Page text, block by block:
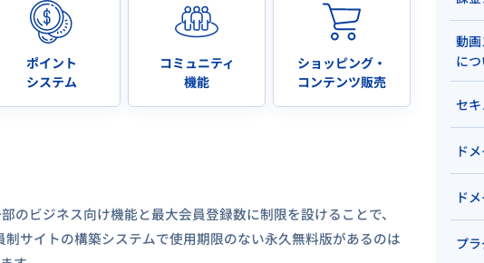
ポイント
システム
コミュニティ
機能
ショッピング・
コンテンツ販売
ビジネス向け機能と最大会員登録数に制限を設けることで、
サイトの構築システムで使用期限のない永久無料版があるのは
動
に
セ
ド
ド
プ